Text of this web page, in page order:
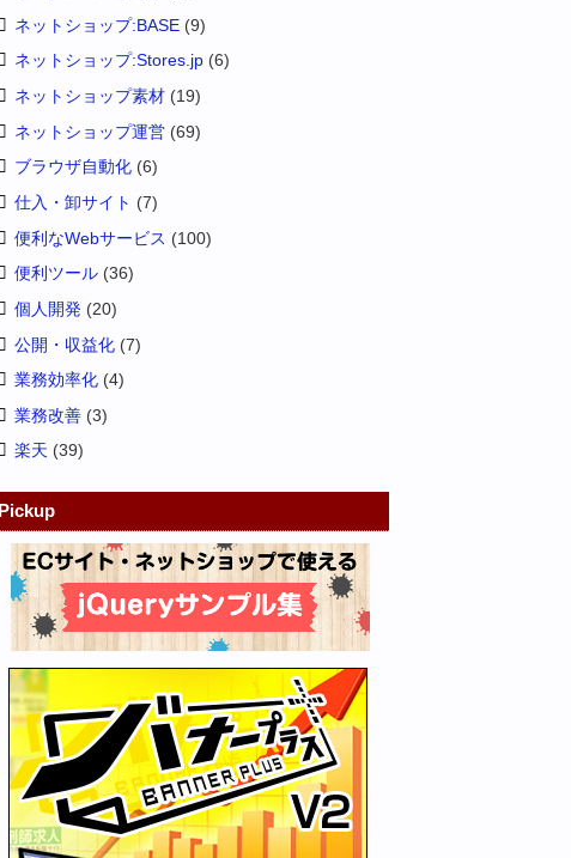
ネットショップ:BASE (9)
ネットショップ:Stores.jp (6)
ネットショップ素材 (19)
ネットショップ運営 (69)
ブラウザ自動化 (6)
仕入・卸サイト (7)
便利なWebサービス (100)
便利ツール (36)
個人開発 (20)
公開・収益化 (7)
業務効率化 (4)
業務改善 (3)
楽天 (39)
Pickup